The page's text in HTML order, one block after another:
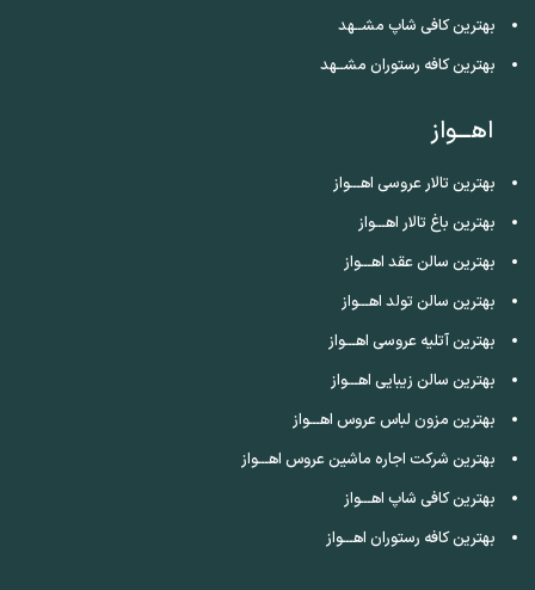
بهترین کافی شاپ مشــهد
بهترین کافه رستوران مشــهد
اهـــواز
بهترین تالار عروسی اهـــواز
بهترین باغ تالار اهـــواز
بهترین سالن عقد اهـــواز
بهترین سالن تولد اهـــواز
بهترین آتلیه عروسی اهـــواز
بهترین سالن زیبایی اهـــواز
بهترین مزون لباس عروس اهـــواز
بهترین شرکت اجاره ماشین عروس اهـــواز
بهترین کافی شاپ اهـــواز
بهترین کافه رستوران اهـــواز